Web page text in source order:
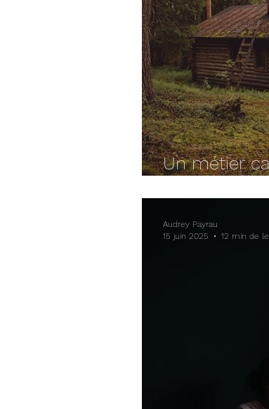
Un métier
Audrey Payrau
15 juin 2025
12 min de